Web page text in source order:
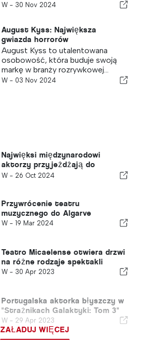
W - 30 Nov 2024
August Kyss: Największa
gwiazda horrorów
August Kyss to utalentowana
osobowość, która buduje swoją
markę w branży rozrywkowej...
W - 03 Nov 2024
Najwięksi międzynarodowi
aktorzy przyjeżdżają do
Portugalii
W - 26 Oct 2024
Przywrócenie teatru
muzycznego do Algarve
W - 19 Mar 2024
Teatro Micaelense otwiera drzwi
na różne rodzaje spektakli
W - 30 Apr 2023
Portugalska aktorka błyszczy w
"Strażnikach Galaktyki: Tom 3"
W - 29 Apr 2023
ZAŁADUJ WIĘCEJ